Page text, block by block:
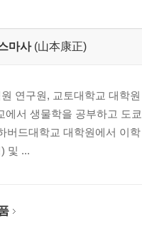
전 인구의 텔레워크 사회를
쿠텐을 파괴하다
잡지 못하는 이유
를 쥐어야 미래도 손에 쥔다
메가트렌드 ①
복합 기업이 돌아온다
살아남은 월마트의 비밀
마사 (山本康正)
연구원, 교토대학교 대학
에서 생물학을 공부하고 도
버드대학교 대학원에서 이
및 ...